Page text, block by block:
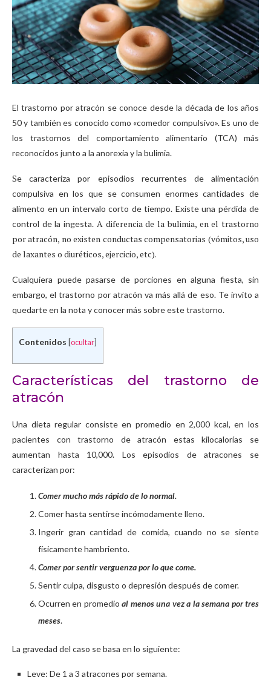
El trastorno por atracón se conoce desde la década de los años
50 y también es conocido como «comedor compulsivo». Es uno de
los trastornos del comportamiento alimentario (TCA) más
reconocidos junto a la anorexia y la bulimia.
Se caracteriza por episodios recurrentes de alimentación
compulsiva en los que se consumen enormes cantidades de
alimento en un intervalo corto de tiempo. Existe una pérdida de
control de la ingesta. A diferencia de la bulimia, en el trastorno
por atracón, no existen conductas compensatorias (vómitos, uso
de laxantes o diuréticos, ejercicio, etc).
Cualquiera puede pasarse de porciones en alguna fiesta, sin
embargo, el trastorno por atracón va más allá de eso. Te invito a
quedarte en la nota y conocer más sobre este trastorno.
Contenidos ocultar
Características del trastorno de
atracón
Una dieta regular consiste en promedio en 2,000 kcal, en los
pacientes con trastorno de atracón estas kilocalorías se
aumentan hasta 10,000. Los episodios de atracones se
caracterizan por:
Comer mucho más rápido de lo normal.
Comer hasta sentirse incómodamente lleno.
Ingerir gran cantidad de comida, cuando no se siente
físicamente hambriento.
Comer por sentir verguenza por lo que come.
Sentir culpa, disgusto o depresión después de comer.
Ocurren en promedioal menos una vez a la semana por tres
meses.
La gravedad del caso se basa en lo siguiente:
Leve: De 1 a 3 atracones por semana.